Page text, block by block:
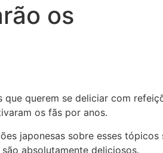
os
querem se deliciar com
os fãs por anos.
japonesas sobre esses tópicos
absolutamente deliciosos.